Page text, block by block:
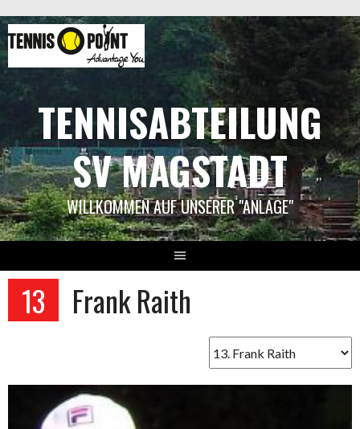
zum
Inhalt
TENNISABTEILUNG
SV MAGSTADT
WILLKOMMEN AUF UNSERER "ANLAGE"
13 Frank Raith